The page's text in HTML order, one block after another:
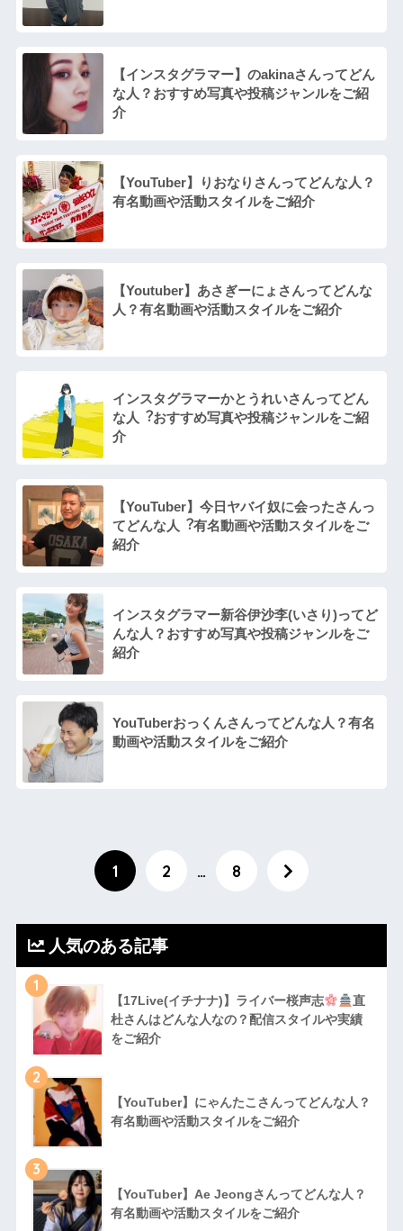
【インスタグラマー】のakinaさんってどん
な人？おすすめ写真や投稿ジャンルをご紹
介
【YouTuber】りおなりさんってどんな⼈？
有名動画や活動スタイルをご紹介
【Youtuber】あさぎーにょさんってどんな
人？有名動画や活動スタイルをご紹介
インスタグラマーかとうれいさんってどん
な⼈︖おすすめ写真や投稿ジャンルをご紹
介
【YouTuber】今日ヤバイ奴に会ったさんっ
てどんな⼈︖有名動画や活動スタイルをご
紹介
インスタグラマー新谷伊沙李(いさり)ってど
んな⼈？おすすめ写真や投稿ジャンルをご
紹介
YouTuberおっくんさんってどんな⼈？有名
動画や活動スタイルをご紹介
1 2 … 8
人気のある記事
1
【17Live(イチナナ)】ライバー桜声志
直
杜さんはどんな人なの？配信スタイルや実績
をご紹介
2
【YouTuber】にゃんたこさんってどんな⼈？
有名動画や活動スタイルをご紹介
3
【YouTuber】Ae Jeongさんってどんな⼈？
有名動画や活動スタイルをご紹介